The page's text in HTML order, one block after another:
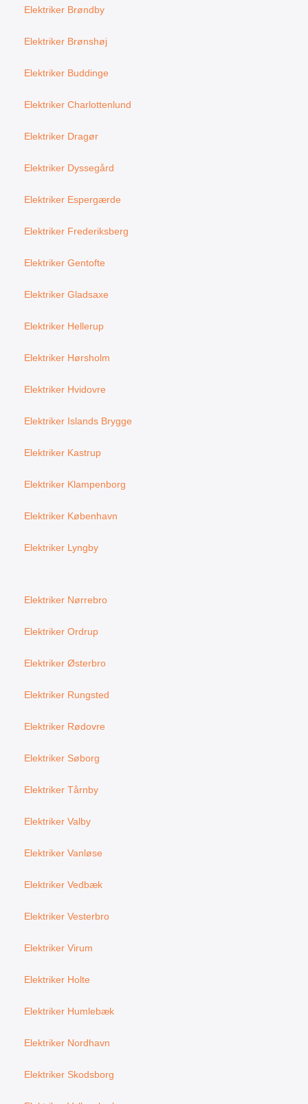
Elektriker Brøndby
Elektriker Brønshøj
Elektriker Buddinge
Elektriker Charlottenlund
Elektriker Dragør
Elektriker Dyssegård
Elektriker Espergærde
Elektriker Frederiksberg
Elektriker Gentofte
Elektriker Gladsaxe
Elektriker Hellerup
Elektriker Hørsholm
Elektriker Hvidovre
Elektriker Islands Brygge
Elektriker Kastrup
Elektriker Klampenborg
Elektriker København
Elektriker Lyngby
Elektriker Nørrebro
Elektriker Ordrup
Elektriker Østerbro
Elektriker Rungsted
Elektriker Rødovre
Elektriker Søborg
Elektriker Tårnby
Elektriker Valby
Elektriker Vanløse
Elektriker Vedbæk
Elektriker Vesterbro
Elektriker Virum
Elektriker Holte
Elektriker Humlebæk
Elektriker Nordhavn
Elektriker Skodsborg